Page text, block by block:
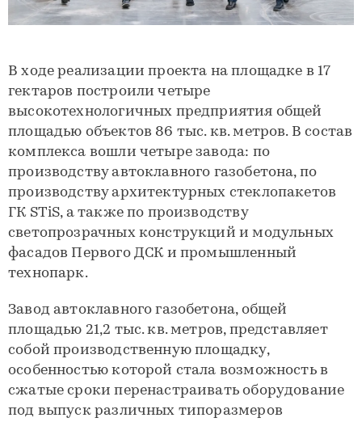
В ходе реализации проекта на площадке в 17
гектаров построили четыре
высокотехнологичных предприятия общей
площадью объектов 86 тыс. кв. метров. В состав
комплекса вошли четыре завода: по
производству автоклавного газобетона, по
производству архитектурных стеклопакетов
ГК STiS, а также по производству
светопрозрачных конструкций и модульных
фасадов Первого ДСК и промышленный
технопарк.
Завод автоклавного газобетона, общей
площадью 21,2 тыс. кв. метров, представляет
собой производственную площадку,
особенностью которой стала возможность в
сжатые сроки перенастраивать оборудование
под выпуск различных типоразмеров